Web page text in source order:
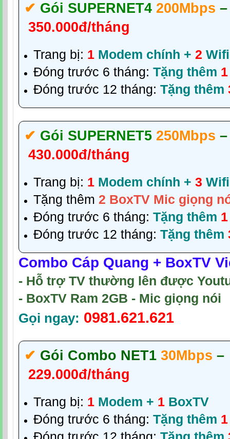
✔‎ Gói SUPERNET4 200Mbps –
350.000đ/tháng
Trang bị: 1 Modem chính + 2
Đóng trước 6 tháng: Tặng thêm 1
Đóng trước 12 tháng: Tặng thêm
✔‎ Gói SUPERNET5 250Mbps –
430.000đ/tháng
Trang bị: 1 Modem chính + 3
Tặng thêm 2 BoxTV Mic giọng
Đóng trước 6 tháng: Tặng thêm 1
Đóng trước 12 tháng: Tặng thêm
Combo Cáp Quang + BoxTV
- Hỗ trợ TV thường lên được
- BoxTV Ram 2GB - Mic giọng nói
Gọi ngay: 0981.621.621
✔‎ Gói Combo NET1 30Mbps –
229.000đ/tháng
Trang bị: 1 Modem + 1 BoxTV
Đóng trước 6 tháng: Tặng thêm 1